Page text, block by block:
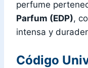
perfume
Parfum (EDP),
intensa y
Código